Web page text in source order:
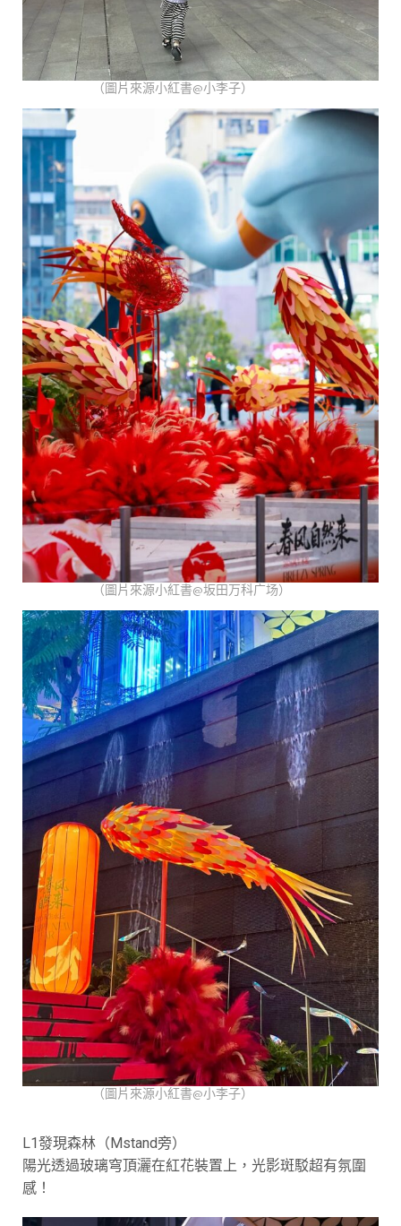
（圖片來源小紅書@小李子）
（圖片來源小紅書@坂田万科广场）
（圖片來源小紅書@小李子）
L1發現森林（Mstand旁）
陽光透過玻璃穹頂灑在紅花裝置上，光影斑駁超有氛圍
感！